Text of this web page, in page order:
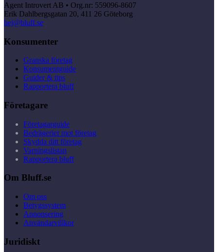
Agent Introvert AB • Org.nr: 559096-8607
Erik Dahlbergsgatan 20, 411 26 Göteborg
hej@bluff.se
Konsumenter
Granska företag
Konsumentguide
Guider & tips
Rapportera bluff
Företagare
Företagarguide
Bedrägerier mot företag
Skydda ditt företag
Varningslistan
Rapportera bluff
Om Bluff.se
Om oss
Betygssystem
Annonsering
Användarvillkor
Juridiskt